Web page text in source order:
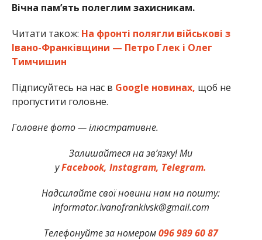
Вічна пам’ять полеглим захисникам.
Читати також: На фронті полягли військові з
Івано-Франківщини — Петро Глек і Олег
Тимчишин
Підписуйтесь на нас в Google новинах, щоб не
пропустити головне.
Головне фото — ілюстративне.
Залишайтеся на зв’язку! Ми
уFacebook, Instagram, Telegram.
Надсилайте свої новини нам на пошту:
informator.ivanofrankivsk@gmail.com
Телефонуйте за номером096 989 60 87